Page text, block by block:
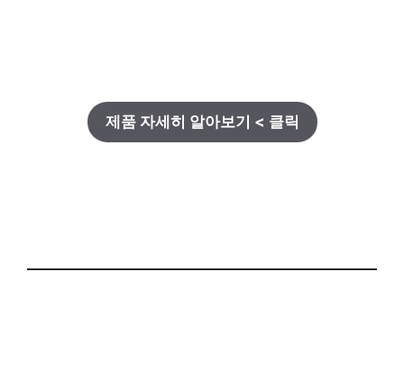
제품 자세히 알아보기 < 클릭